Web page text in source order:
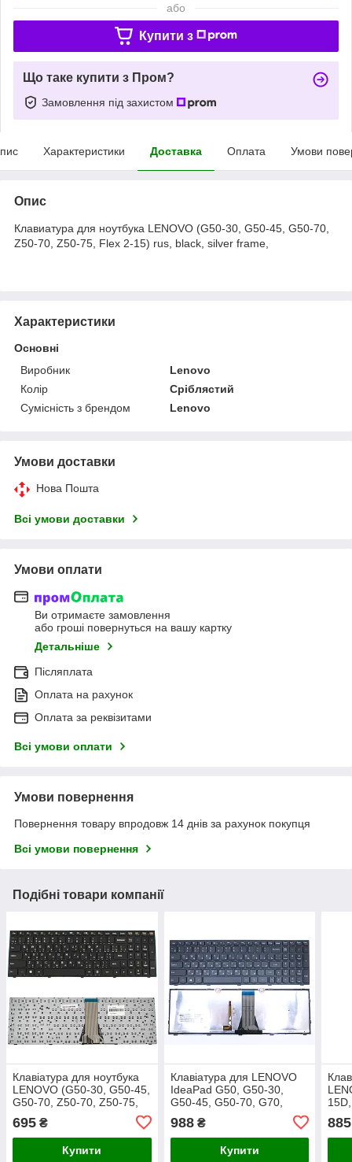
або
Купити з
Що таке купити з Пром?
Замовлення під захистом
Характеристики Доставка Оплата Умови
Опис
Клавиатура для ноутбука LENOVO (G50-30, G50-45, G50-70,
Z50-70, Z50-75, Flex 2-15) rus, black, silver frame,
Характеристики
Основні
Виробник
Lenovo
Колір
Сріблястий
Сумісність з брендом
Lenovo
Умови доставки
Нова Пошта
Всі умови доставки
Умови оплати
Ви отримаєте замовлення
або гроші повернуться на вашу картку
Детальніше
Післяплата
Оплата на рахунок
Оплата за реквізитами
Всі умови оплати
Умови повернення
Повернення товару впродовж 14 днів за рахунок покупця
Всі умови повернення
Подібні товари компанії
Клавіатура для ноутбука
LENOVO (G50-30, G50-45,
G50-70, Z50-70, Z50-75,
695 ₴
Купити
Клавіатура для LENOVO
IdeaPad G50, G50-30,
G50-45, G50-70, G70,
(RU Black, Чорна рамка з
підсвіткою)
988₴
Купити
885